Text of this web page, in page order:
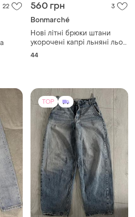
560 грн
Bonmarché
Нові літні брюки штани
на р52/uk16
TOP